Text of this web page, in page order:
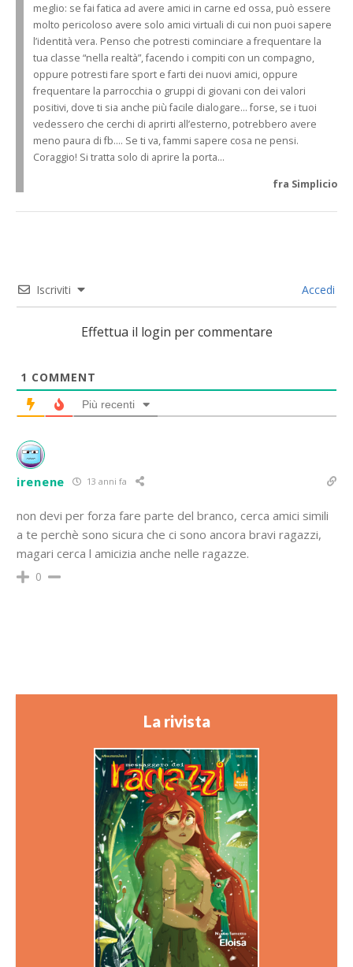
meglio: se fai fatica ad avere amici in carne ed ossa, può essere
molto pericoloso avere solo amici virtuali di cui non puoi sapere
l’identità vera. Penso che potresti cominciare a frequentare la
tua classe “nella realtà”, facendo i compiti con un compagno,
oppure potresti fare sport e farti dei nuovi amici, oppure
frequentare la parrocchia o gruppi di giovani con dei valori
positivi, dove ti sia anche più facile dialogare… forse, se i tuoi
vedessero che cerchi di aprirti all’esterno, potrebbero avere
meno paura di fb…. Se ti va, fammi sapere cosa ne pensi.
Coraggio! Si tratta solo di aprire la porta…
fra Simplicio
Iscriviti Accedi
Effettua il login per commentare
1 COMMENT
Più recenti
irenene 13 anni fa
non devi per forza fare parte del branco, cerca amici simili
a te perchè sono sicura che ci sono ancora bravi ragazzi,
magari cerca l amicizia anche nelle ragazze.
0
La rivista